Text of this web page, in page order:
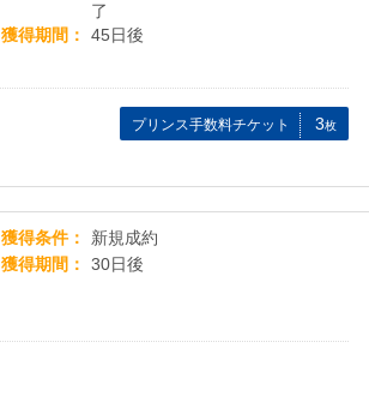
了
獲得期間
45日後
プリンス手数料チケット 3枚
獲得条件
新規成約
獲得期間
30日後